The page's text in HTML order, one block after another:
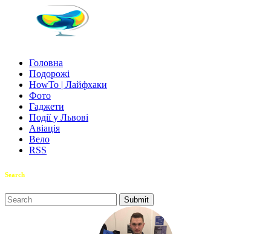
Головна
Подорожі
HowTo | Лайфхаки
Фото
Гаджети
Події у Львові
Авіація
Вело
RSS
Search